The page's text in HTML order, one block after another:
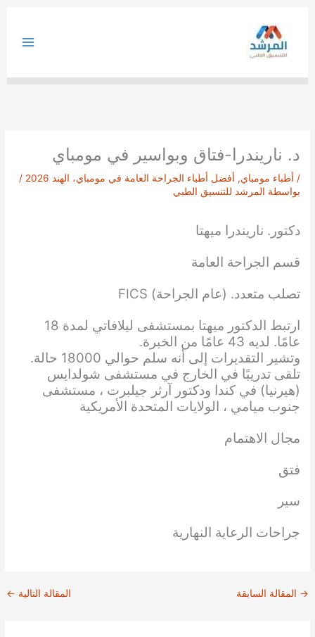
د. ناريندرا-فتاق وبواسير في مومباي
/ أطباء مومباي, أفضل أطباء الجراحة العامة في مومباي، الهند 2026
/
بواسطة المرشد للتنسيق الطبي
دكتور. ناريندرا ميهتا
قسم الجراحة العامة
تصلب متعدد. (عام الجراحة) FICS
ارتبط الدكتور ميهتا بمستشفى ليلافاتي لمدة 18
عامًا. لديه 43 عامًا من الخبرة.
وتشير التقديرات إلى أنه سلم حوالي 18000 حالة.
تلقى تدريبًا في الخارج في مستشفى شولدايس
(هيرنيا) في كندا ودكتور آرثر جيلبرت ، مستشفى
جنوب ميامي ، الولايات المتحدة الأمريكية
مجال الاهتمام
فتق
سير
جراحات الرعاية النهارية
→ المقالة السابقة المقالة التالية ←